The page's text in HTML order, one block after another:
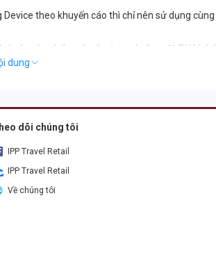
theo khuyến cáo thì chỉ nên sử dụng
các sản phẩm này thường có nồng độ PH khá
mặc dù mặt kim loại của máy có thể không bị
dung
dõi chúng tôi
IPP Travel Retail
IPP Travel Retail
Về chúng tôi